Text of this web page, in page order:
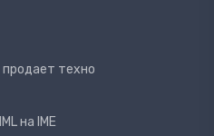
продает техно
на IME